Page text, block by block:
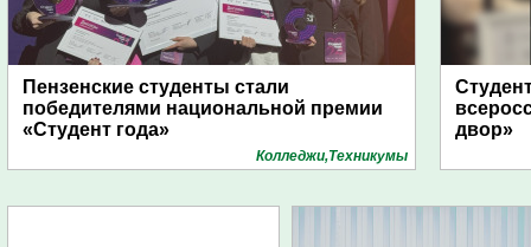
Пензенские студенты стали
победителями национальной премии
«Студент года»
Колледжи,Техникумы
двор»